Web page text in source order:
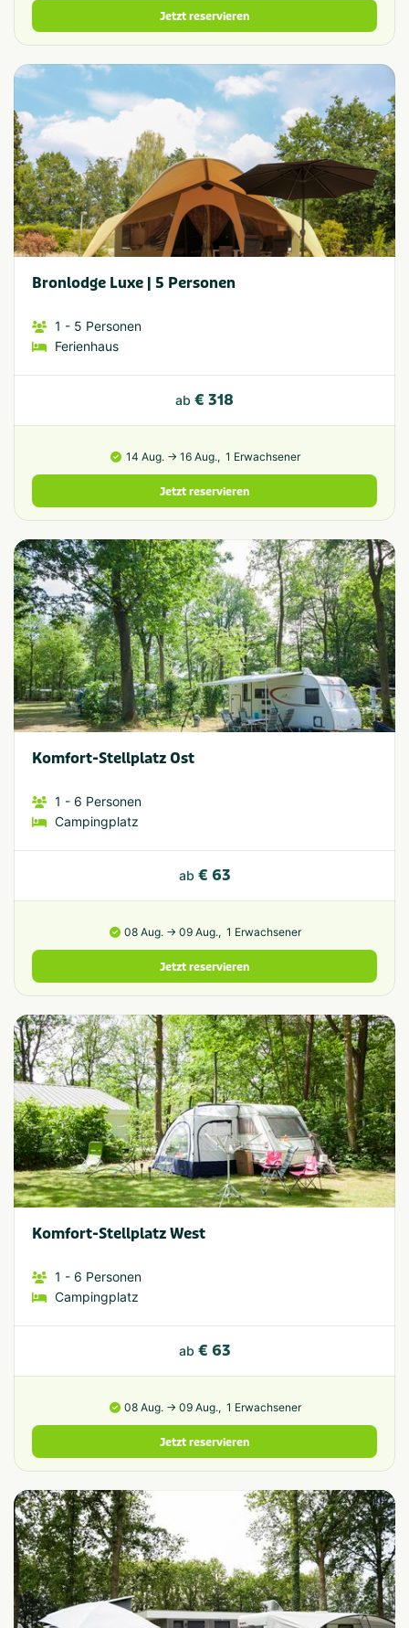
Jetzt reservieren
Bronlodge Luxe | 5 Personen
1 - 5 Personen
Ferienhaus
ab € 318
14 Aug. → 16 Aug., 1 Erwachsener
Jetzt reservieren
Komfort-Stellplatz Ost
1 - 6 Personen
Campingplatz
ab € 63
08 Aug. → 09 Aug., 1 Erwachsener
Jetzt reservieren
Komfort-Stellplatz West
1 - 6 Personen
Campingplatz
ab € 63
08 Aug. → 09 Aug., 1 Erwachsener
Jetzt reservieren